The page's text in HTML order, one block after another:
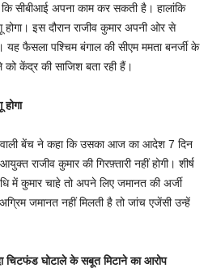
कि सीबीआई अपना काम कर सकती है। हालांकि
इस दौरान राजीव कुमार अपनी ओर से
फैसला पश्चिम बंगाल की सीएम ममता बनर्जी के
केंद्र की साजिश बता रही हैं।
बेंच ने कहा कि उसका आज का आदेश 7 दिन
राजीव कुमार की गिरफ़्तारी नहीं होगी। शीर्ष
में कुमार चाहे तो अपने लिए जमानत की अर्जी
जमानत नहीं मिलती है तो जांच एजेंसी उन्हें
चिटफंड घोटाले के सबूत मिटाने का आरोप